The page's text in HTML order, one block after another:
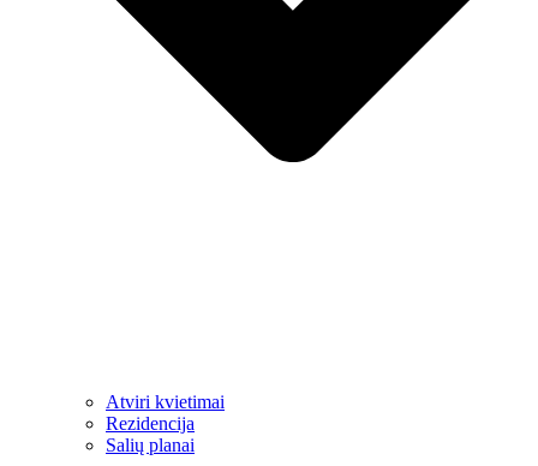
Atviri kvietimai
Rezidencija
Salių planai